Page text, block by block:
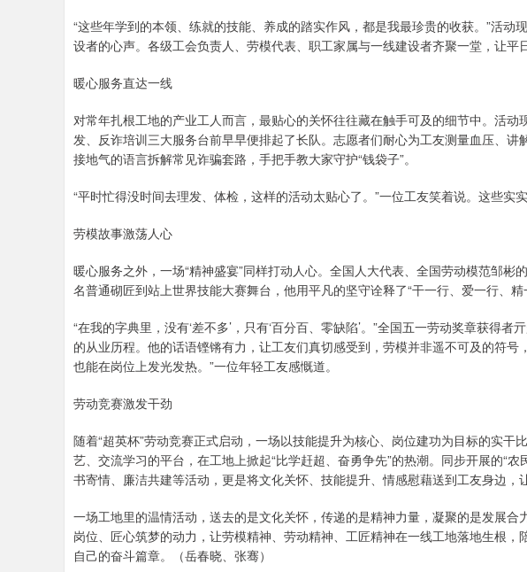
“这些年学到的本领、练就的技能、养成的踏实作风，都是我最珍贵的收获。”活动
设者的心声。各级工会负责人、劳模代表、职工家属与一线建设者齐聚一堂，让平
暖心服务直达一线
对常年扎根工地的产业工人而言，最贴心的关怀往往藏在触手可及的细节中。活
发、反诈培训三大服务台前早早便排起了长队。志愿者们耐心为工友测量血压、
接地气的语言拆解常见诈骗套路，手把手教大家守护“钱袋子”。
“平时忙得没时间去理发、体检，这样的活动太贴心了。”一位工友笑着说。这些实
劳模故事激荡人心
暖心服务之外，一场“精神盛宴”同样打动人心。全国人大代表、全国劳动模范邹
名普通砌匠到站上世界技能大赛舞台，他用平凡的坚守诠释了“干一行、爱一行、精
“在我的字典里，没有‘差不多’，只有‘百分百、零缺陷’。”全国五一劳动奖章获得
的从业历程。他的话语铿锵有力，让工友们真切感受到，劳模并非遥不可及的符号
也能在岗位上发光发热。”一位年轻工友感慨道。
劳动竞赛激发干劲
随着“超英杯”劳动竞赛正式启动，一场以技能提升为核心、岗位建功为目标的实干
艺、交流学习的平台，在工地上掀起“比学赶超、奋勇争先”的热潮。同步开展的“
书寄情、廉洁共建等活动，更是将文化关怀、技能提升、情感慰藉送到工友身边，
一场工地里的温情活动，送去的是文化关怀，传递的是精神力量，凝聚的是发展
岗位、匠心筑梦的动力，让劳模精神、劳动精神、工匠精神在一线工地落地生根
自己的奋斗篇章。（岳春晓、张骞）